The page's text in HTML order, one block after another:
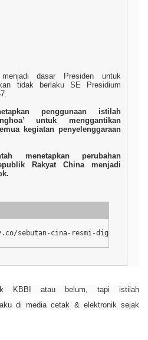
menjadi dasar Presiden untuk
tidak berlaku SE Presidium
penggunaan istilah
untuk menggantikan
kegiatan penyelenggaraan
menetapkan perubahan
Rakyat China menjadi
sebutan-cina-resmi-diganti-
KBBI atau belum, tapi istilah
di media cetak & elektronik sejak